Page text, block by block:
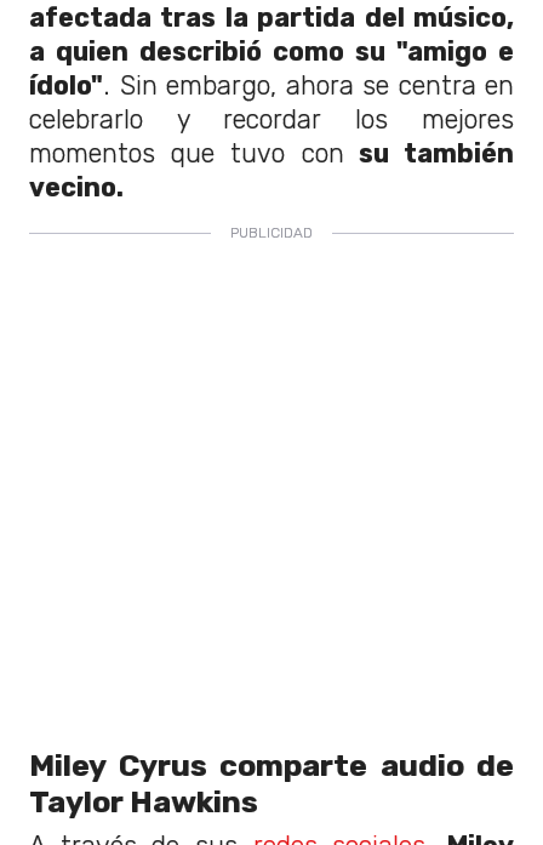
afectada tras la partida del músico,
a quien describió como su "amigo e
ídolo". Sin embargo, ahora se centra en
celebrarlo y recordar los mejores
momentos que tuvo con su también
vecino.
Miley Cyrus comparte audio de
Taylor Hawkins